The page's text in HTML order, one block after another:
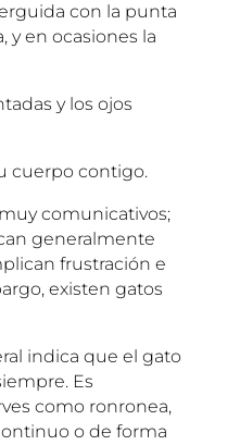
con la punta
y en ocasiones la
y los ojos
cuerpo contigo.
comunicativos;
generalmente
frustración e
existen gatos
indica que el gato
Es
como ronronea,
o de forma